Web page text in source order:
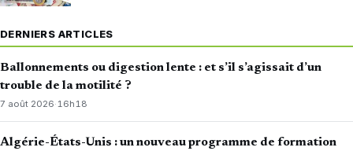
DERNIERS ARTICLES
Ballonnements ou digestion lente : et s’il s’agissait d’un
trouble de la motilité ?
7 août 2026·16h18
Algérie-États-Unis : un nouveau programme de formation